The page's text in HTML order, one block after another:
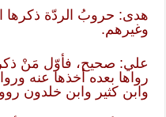
هدى: حروبُ الردّة ذكرها
وغيرهم.
علي: صحيح، فأوّل مَنْ
رواها بعده أخذها عنه
وابن كثير وابن خلدون